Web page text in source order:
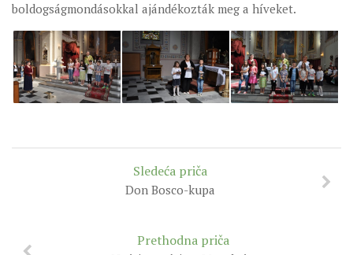
boldogságmondásokkal ajándékozták meg a híveket.
Sledeća priča
Don Bosco-kupa
Prethodna priča